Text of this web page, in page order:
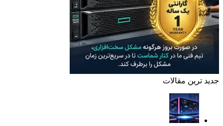
جدید ترین مقالات